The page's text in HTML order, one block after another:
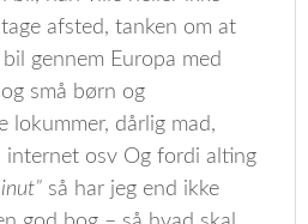
afsted, tanken om at
gennem Europa med
små børn og
lokummer, dårlig mad,
internet osv Og fordi alting
så har jeg end ikke